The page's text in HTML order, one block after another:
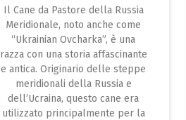
Il Cane da Pastore della Russia
Meridionale, noto anche come
“Ukrainian Ovcharka”, è una
razza con una storia affascinante
e antica. Originario delle steppe
meridionali della Russia e
dell’Ucraina, questo cane era
utilizzato principalmente per la